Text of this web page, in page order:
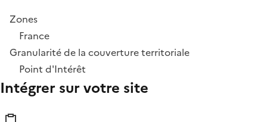
Zones
France
Granularité de la couverture territoriale
Point d'Intérêt
Intégrer sur votre site